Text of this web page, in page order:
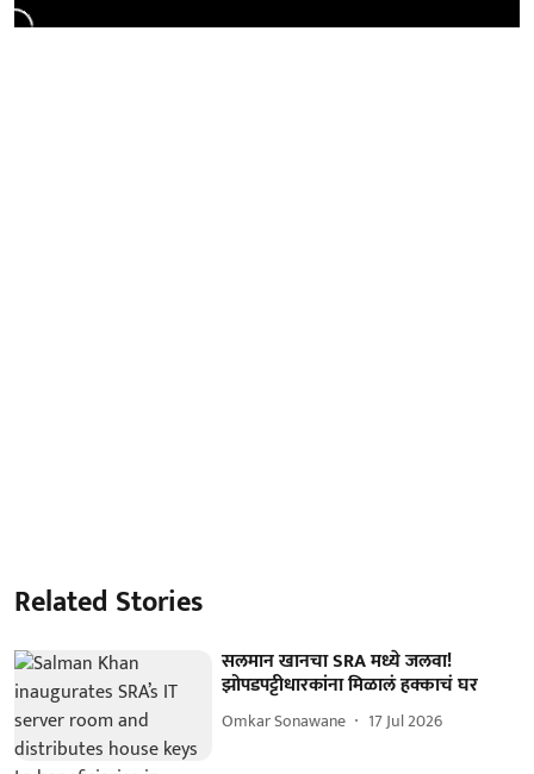
Related Stories
सलमान खानचा SRA मध्ये जलवा!
झोपडपट्टीधारकांना मिळालं हक्काचं घर
Omkar Sonawane 17 Jul 2026